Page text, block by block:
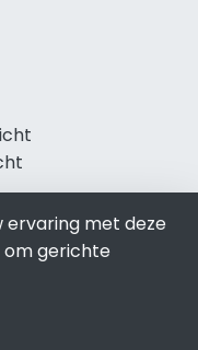
ervaring met deze
gerichte